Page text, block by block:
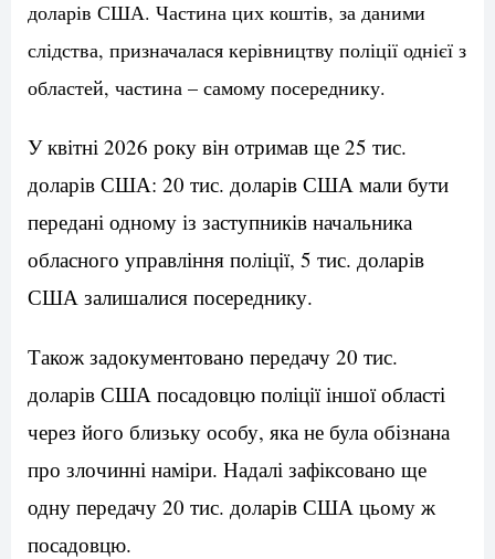
доларів США. Частина цих коштів, за даними
слідства, призначалася керівництву поліції однієї з
областей, частина – самому посереднику.
У квітні 2026 року він отримав ще 25 тис.
доларів США: 20 тис. доларів США мали бути
передані одному із заступників начальника
обласного управління поліції, 5 тис. доларів
США залишалися посереднику.
Також задокументовано передачу 20 тис.
доларів США посадовцю поліції іншої області
через його близьку особу, яка не була обізнана
про злочинні наміри. Надалі зафіксовано ще
одну передачу 20 тис. доларів США цьому ж
посадовцю.